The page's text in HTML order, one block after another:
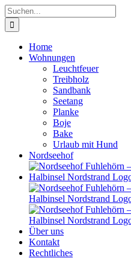
Zum
Inhalt
springen
Suche
nach:
Home
Wohnungen
Leuchtfeuer
Treibholz
Sandbank
Seetang
Planke
Boje
Bake
Urlaub mit Hund
Nordseehof
Über uns
Kontakt
Rechtliches